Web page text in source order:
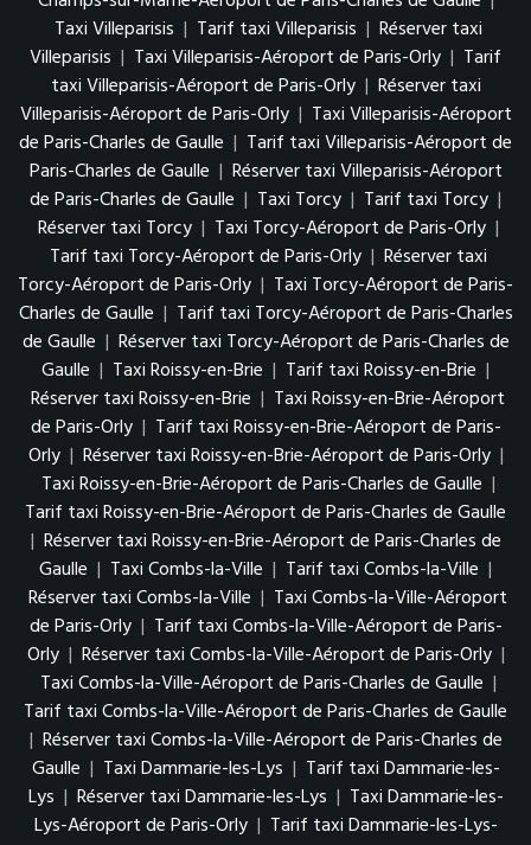
Taxi Villeparisis | Tarif taxi Villeparisis | Réserver taxi
Villeparisis | Taxi Villeparisis-Aéroport de Paris-Orly | Tarif
taxi Villeparisis-Aéroport de Paris-Orly | Réserver taxi
Villeparisis-Aéroport de Paris-Orly | Taxi Villeparisis-Aéroport
de Paris-Charles de Gaulle | Tarif taxi Villeparisis-Aéroport de
Paris-Charles de Gaulle | Réserver taxi Villeparisis-Aéroport
de Paris-Charles de Gaulle | Taxi Torcy | Tarif taxi Torcy |
Réserver taxi Torcy | Taxi Torcy-Aéroport de Paris-Orly |
Tarif taxi Torcy-Aéroport de Paris-Orly | Réserver taxi
Torcy-Aéroport de Paris-Orly | Taxi Torcy-Aéroport de Paris-
Charles de Gaulle | Tarif taxi Torcy-Aéroport de Paris-Charles
de Gaulle | Réserver taxi Torcy-Aéroport de Paris-Charles de
Gaulle | Taxi Roissy-en-Brie | Tarif taxi Roissy-en-Brie |
Réserver taxi Roissy-en-Brie | Taxi Roissy-en-Brie-Aéroport
de Paris-Orly | Tarif taxi Roissy-en-Brie-Aéroport de Paris-
Orly | Réserver taxi Roissy-en-Brie-Aéroport de Paris-Orly |
Taxi Roissy-en-Brie-Aéroport de Paris-Charles de Gaulle |
Tarif taxi Roissy-en-Brie-Aéroport de Paris-Charles de Gaulle
| Réserver taxi Roissy-en-Brie-Aéroport de Paris-Charles de
Gaulle | Taxi Combs-la-Ville | Tarif taxi Combs-la-Ville |
Réserver taxi Combs-la-Ville | Taxi Combs-la-Ville-Aéroport
de Paris-Orly | Tarif taxi Combs-la-Ville-Aéroport de Paris-
Orly | Réserver taxi Combs-la-Ville-Aéroport de Paris-Orly |
Taxi Combs-la-Ville-Aéroport de Paris-Charles de Gaulle |
Tarif taxi Combs-la-Ville-Aéroport de Paris-Charles de Gaulle
| Réserver taxi Combs-la-Ville-Aéroport de Paris-Charles de
Gaulle | Taxi Dammarie-les-Lys | Tarif taxi Dammarie-les-
Lys | Réserver taxi Dammarie-les-Lys | Taxi Dammarie-les-
Lys-Aéroport de Paris-Orly | Tarif taxi Dammarie-les-Lys-